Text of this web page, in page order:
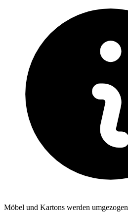
Möbel und Kartons werden umgezogen